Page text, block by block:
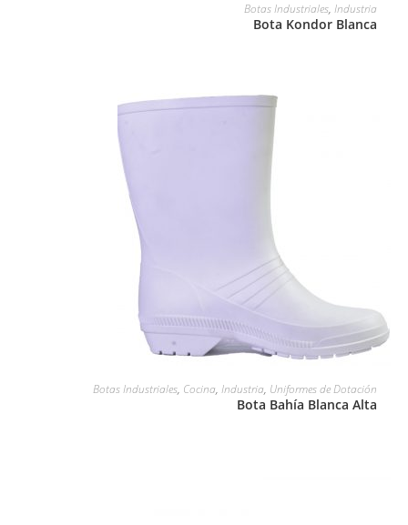
Botas Industriales,Industria
Bota Kondor Blanca
LEER MÁS
Botas Industriales, Cocina,Industria, Uniformes de Dotación
Bota Bahía Blanca Alta